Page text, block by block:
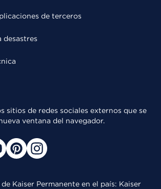
de terceros
desastres
sitios de redes sociales externos que se
ventana del navegador.
Kaiser Permanente en el país: Kaiser